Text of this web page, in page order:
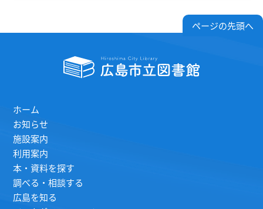
ページの先頭へ
ホーム
お知らせ
施設案内
利用案内
本・資料を探す
調べる・相談する
広島を知る